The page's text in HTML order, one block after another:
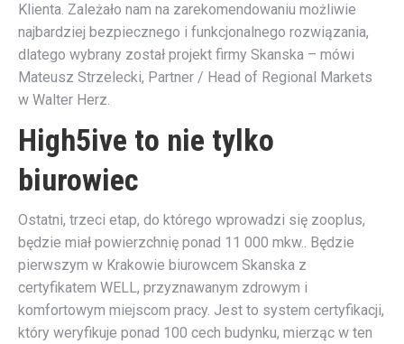
Klienta. Zależało nam na zarekomendowaniu możliwie
najbardziej bezpiecznego i funkcjonalnego rozwiązania,
dlatego wybrany został projekt firmy Skanska – mówi
Mateusz Strzelecki, Partner / Head of Regional Markets
w Walter Herz.
High5ive to nie tylko
biurowiec
Ostatni, trzeci etap, do którego wprowadzi się zooplus,
będzie miał powierzchnię ponad 11 000 mkw.. Będzie
pierwszym w Krakowie biurowcem Skanska z
certyfikatem WELL, przyznawanym zdrowym i
komfortowym miejscom pracy. Jest to system certyfikacji,
który weryfikuje ponad 100 cech budynku, mierząc w ten